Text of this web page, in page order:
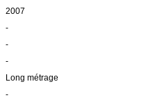
2007
-
-
-
Long métrage
-